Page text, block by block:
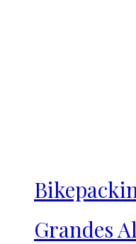
Grandes